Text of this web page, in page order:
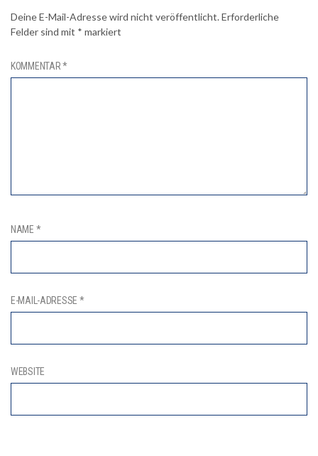
Deine E-Mail-Adresse wird nicht veröffentlicht.Erforderliche
Felder sind mit * markiert
KOMMENTAR*
NAME *
E-MAIL-ADRESSE *
WEBSITE